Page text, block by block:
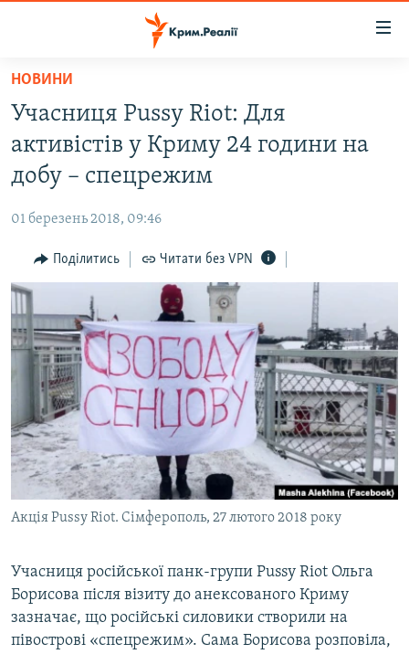
Перейти
основного
матеріалу
Перейти
до
основної
навігації
Перейти
до
пошуку
ВОДА.КРИМ
ВІДЕО ТА ФОТО
БЛОГИ
ПОГЛЯД
ІНТЕРВ'Ю
ВСЕ ЗА ДЕНЬ
СПЕЦПРОЕКТИ
ДЕПОРТАЦІЯ
ВІДЕОУРОКИ «ELIFBE»
СВІДЧЕННЯ ОКУПАЦІЇ
УКРАЇНСЬКА ПРОБЛЕМА КРИМУ
ІНФОГРАФІКА
ЯК ОБІЙТИ БЛОКУВАННЯ
Русский
Qırımtatar
ДОЛУЧАЙСЯ!
Усі сайти RFE/RL
НОВИНИ
Учасниця Pussy Riot: Для
активістів у Криму 24 години на
добу – спецрежим
01 березень 2018, 09:46
Поділитись Читати без VPN
Акція Pussy Riot. Сімферополь, 27 лютого 2018 року
Учасниця російської панк-групи Pussy Riot Ольга
Борисова після візиту до анексованого Криму
зазначає, що російські силовики створили на
півострові «спецрежим». Сама Борисова розповіла,